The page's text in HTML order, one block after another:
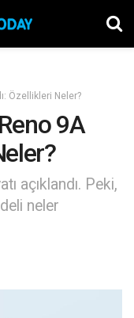
Özellikleri Neler?
9A
açıklandı. Peki,
neler